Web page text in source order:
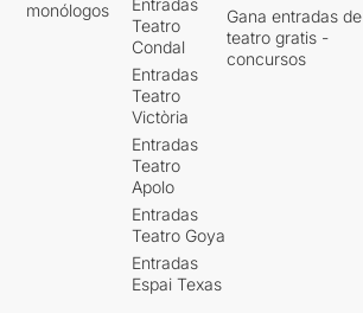
monólogos
Entradas
Teatro
Condal
Entradas
Teatro
Victòria
Entradas
Teatro
Apolo
Entradas
Teatro Goya
Entradas
Espai Texas
Gana entradas de
teatro gratis -
concursos